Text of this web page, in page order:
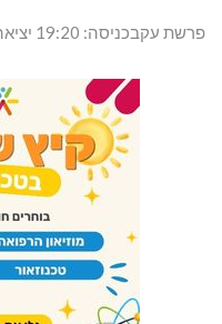
פרשת עקבכניסה: 19:20 יציאה: 20:18